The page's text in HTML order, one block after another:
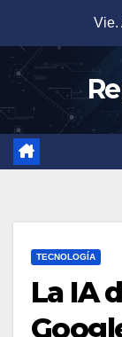
contenido
Vie.
TECNOLOGÍA
La IA